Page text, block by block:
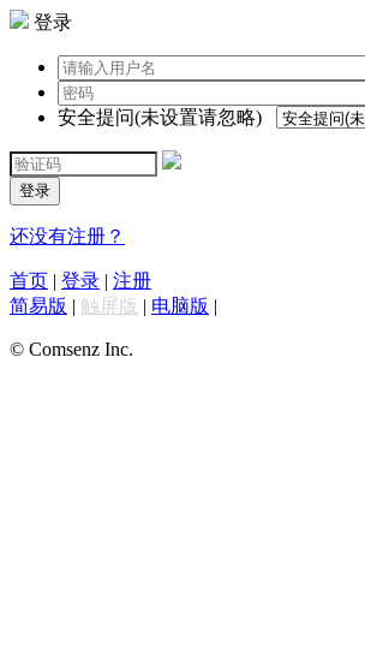
登录
安全提问(未设置请忽略)
登录
还没有注册？
首页 | 登录 | 注册
简易版 | 触屏版 | 电脑版 |
© Comsenz Inc.